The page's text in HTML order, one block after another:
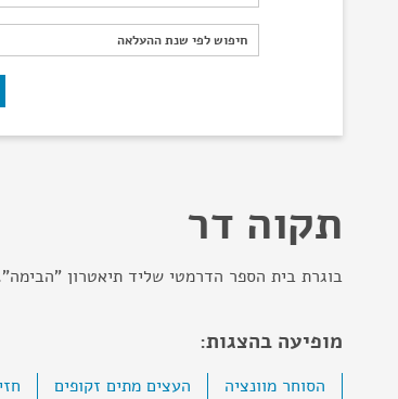
חיפוש לפי שנת ההעלאה
חיפוש לפי שנת ההעלאה
תקוה דר
בוגרת בית הספר הדרמטי שליד תיאטרון
מופיעה בהצגות:
הסוחר מוונציה העצים מתים זקופים